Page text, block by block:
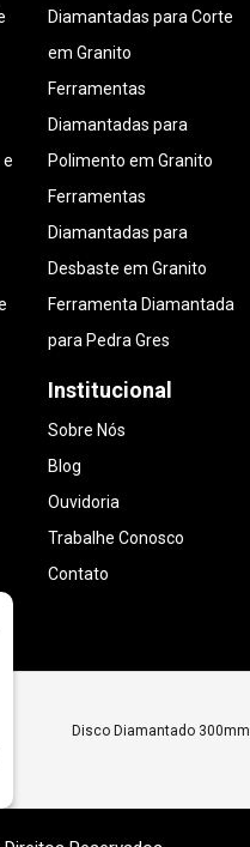
Diamantadas para Corte
em Granito
Ferramentas
Diamantadas para
Polimento em Granito
Ferramentas
Diamantadas para
Desbaste em Granito
Ferramenta Diamantada
para Pedra Gres
Institucional
Sobre Nós
Blog
Ouvidoria
Trabalhe Conosco
Contato
Disco Diamantado